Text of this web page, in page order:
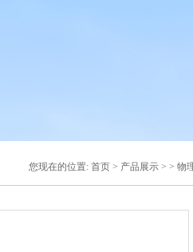
您现在的位置: 首页 > 产品展示 > > 物